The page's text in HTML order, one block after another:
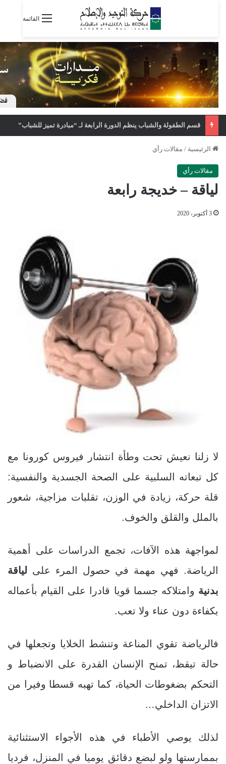
القائمة
قسم الطفولة والشباب ينظم الدورة الرابعة لـ “مبادرة تميز للشباب”
الرئيسية / مقالات رأي
مقالات رأي
لياقة – خديجة رابعة
3 أكتوبر، 2020
لا زلنا نعيش تحت وطأة انتشار فيروس كورونا مع
كل تبعاته السلبية على الصحة الجسدية والنفسية:
قلة حركة، زيادة في الوزن، تقلبات مزاجية، شعور
بالملل والقلق والخوف.
لمواجهة هذه الآفات، تجمع الدراسات على أهمية
الرياضة. فهي مهمة في حصول المرء على لياقة
بدنية وامتلاكه جسما قويا قادرا على القيام بأعماله
بكفاءة دون عناء ولا تعب.
فالرياضة تقوي المناعة وتنشط الخلايا وتجعلها في
حالة تيقظ، تمنح الإنسان القدرة على الانضباط و
التحكم بضغوطات الحياة، كما تهبه قسطا وفيرا من
الاتزان الداخلي…
لذلك يوصي الأطباء في هذه الأجواء الاستثنائية
بممارستها ولو لبضع دقائق يوميا في المنزل، فرديا